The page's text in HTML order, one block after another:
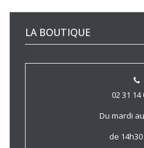
LA BOUTIQUE
02 31 14
Du mardi
de